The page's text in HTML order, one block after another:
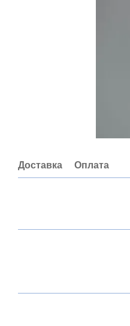
Доставка Оплата